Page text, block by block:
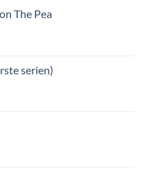
The Pea
serien)